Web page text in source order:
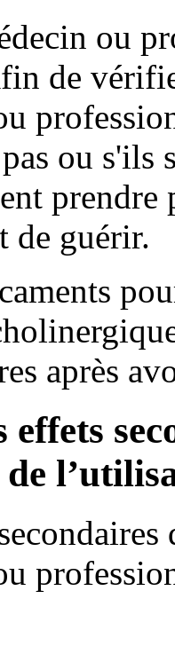
ou
de
ou s'ils
prendre
de guérir.
après
effets